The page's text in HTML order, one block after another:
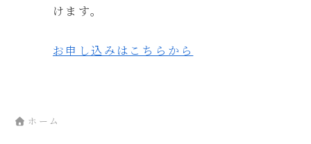
けます。
お申し込みはこちらから
ホーム